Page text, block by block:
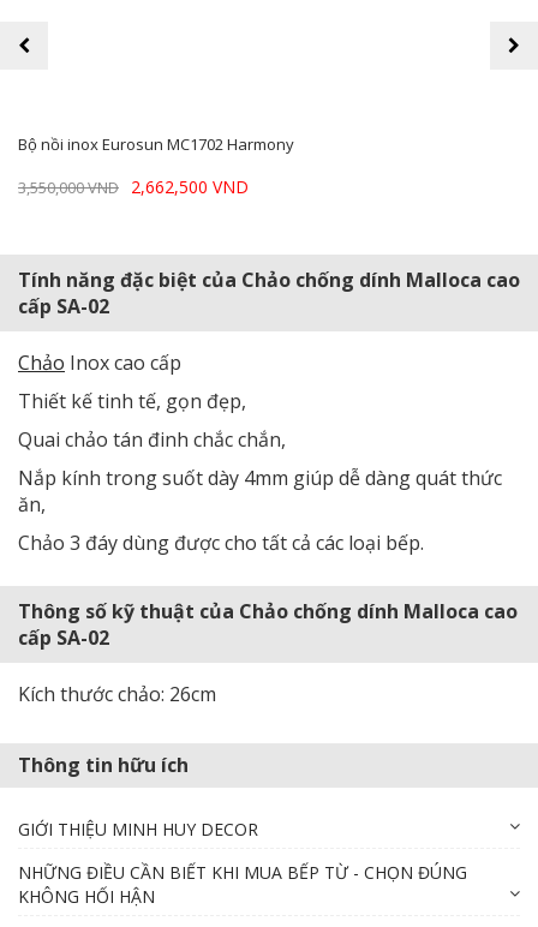
Bộ nồi inox Eurosun MC1702 Harmony
3,550,000 VND
2,662,500 VND
prev next
Tính năng đặc biệt của Chảo chống dính Malloca cao
cấp SA-02
Chảo Inox cao cấp
Thiết kế tinh tế, gọn đẹp,
Quai chảo tán đinh chắc chắn,
Nắp kính trong suốt dày 4mm giúp dễ dàng quát thức
ăn,
Chảo 3 đáy dùng được cho tất cả các loại bếp.
Thông số kỹ thuật của Chảo chống dính Malloca cao
cấp SA-02
Kích thước chảo: 26cm
Thông tin hữu ích
GIỚI THIỆU MINH HUY DECOR
NHỮNG ĐIỀU CẦN BIẾT KHI MUA BẾP TỪ - CHỌN ĐÚNG
KHÔNG HỐI HẬN